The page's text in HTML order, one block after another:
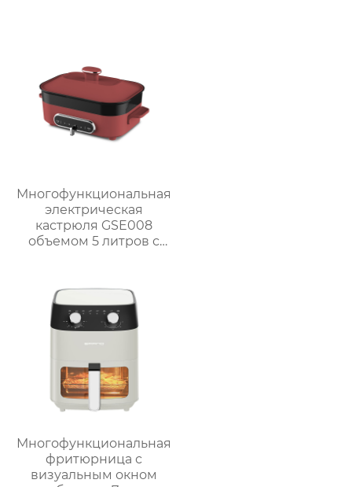
Многофункциональная
электрическая
кастрюля GSE008
объемом 5 литров с
приготовления на
пару, варки, тушения и
жарки.
Многофункциональная
фритюрница с
визуальным окном